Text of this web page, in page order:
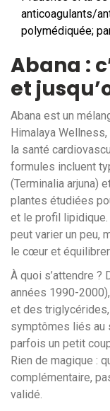
anticoagulants/
polymédiquée;
Abana :
et
Abana est un
Himalaya
la santé
formules incluent
(Terminalia arjuna)
plantes étudiées
et le profil
peut varier un peu,
le cœur et
À quoi s’attendre
années 1990-
et des
symptômes liés au
parfois un petit
Rien de magique :
complémentaire,
validé.